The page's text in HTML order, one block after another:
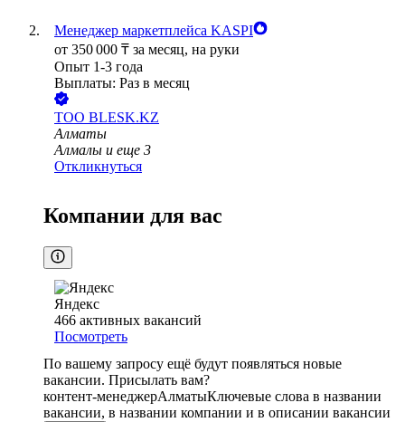
Менеджер маркетплейса KASPI
от 350 000 ₸ за месяц, на руки
Опыт 1-3 года
Выплаты: Раз в месяц
ТОО BLESK.KZ
Алматы
Алмалы и еще 3
Откликнуться
Компании для вас
Яндекс
466 активных вакансий
Посмотреть
По вашему запросу ещё будут появляться новые
вакансии. Присылать вам?
контент-менеджерАлматыКлючевые слова в названии
вакансии, в названии компании и в описании вакансии